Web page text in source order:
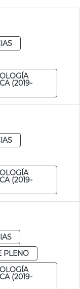
(2019-
(2019-
PLENO
(2019-